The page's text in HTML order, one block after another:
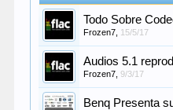
Todo Sobre
Frozen7 15/5/17
Audios 5.1
Frozen7 ,9/3/17
Benq Presenta